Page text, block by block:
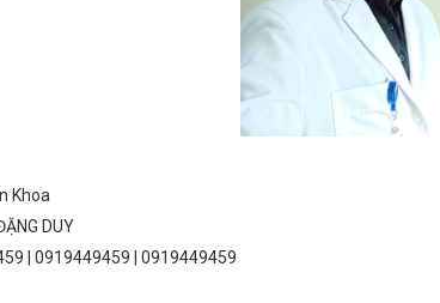
Khoa
DUY
| 0919449459 | 0919449459